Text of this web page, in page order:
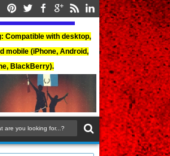
Compatible with desktop,
mobile (iPhone, Android,
BlackBerry).